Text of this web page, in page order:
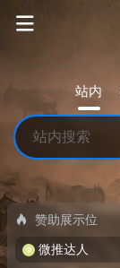
站内
赞助展示位
微推达人